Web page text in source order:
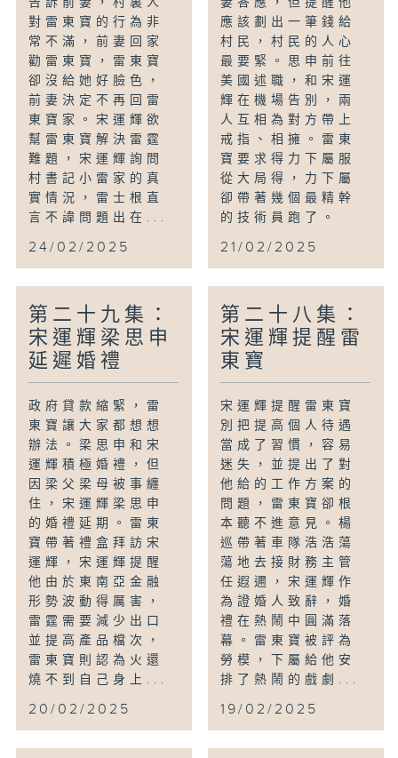
對雷東寶的行為非
常不滿，前妻回家
勸雷東寶，雷東寶
卻沒給她好臉色，
前妻決定不再回雷
東寶家。宋運輝欲
幫雷東寶解決雷霆
難題，宋運輝詢問
村書記小雷家的真
實情況，雷士根直
言不諱問題出在...
24/02/2025
應該劃出一筆錢給
村民，村民的人心
最要緊。思申前往
美國述職，和宋運
輝在機場告別，兩
人互相為對方帶上
戒指、相擁。雷東
寶要求得力下屬服
從大局得，力下屬
卻帶著幾個最精幹
的技術員跑了。
21/02/2025
第二十九集：
宋運輝梁思申
延遲婚禮
政府貸款縮緊，雷
東寶讓大家都想想
辦法。梁思申和宋
運輝積極婚禮，但
因梁父梁母被事纏
住，宋運輝梁思申
的婚禮延期。雷東
寶帶著禮盒拜訪宋
運輝，宋運輝提醒
他由於東南亞金融
形勢波動得厲害，
雷霆需要減少出口
並提高產品檔次，
雷東寶則認為火還
燒不到自己身上...
20/02/2025
第二十八集：
宋運輝提醒雷
東寶
宋運輝提醒雷東寶
別把提高個人待遇
當成了習慣，容易
迷失，並提出了對
他給的工作方案的
問題，雷東寶卻根
本聽不進意見。楊
巡帶著車隊浩浩蕩
蕩地去接財務主管
任遐邇，宋運輝作
為證婚人致辭，婚
禮在熱鬧中圓滿落
幕。雷東寶被評為
勞模，下屬給他安
排了熱鬧的戲劇...
19/02/2025